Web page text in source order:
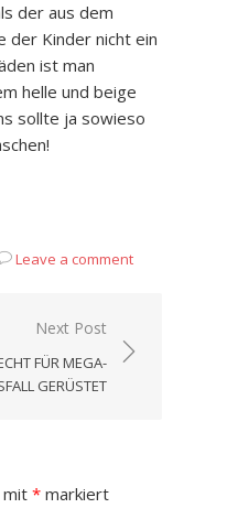
der aus dem
der Kinder nicht ein
ist man
helle und beige
sollte ja sowieso
Leave a comment
Next Post
FÜR MEGA-
GERÜSTET
mit * markiert